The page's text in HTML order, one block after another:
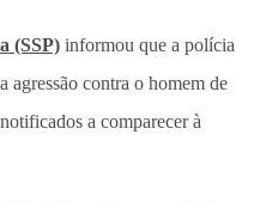
(SSP) informou que a polícia
agressão contra o homem de
a comparecer à